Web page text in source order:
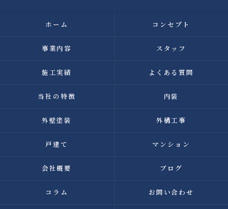
ホーム コンセプト
事業内容 スタッフ
施工実績 よくある質問
当社の特徴 内装
外壁塗装 外構工事
戸建て マンション
会社概要 ブログ
コラム お問い合わせ